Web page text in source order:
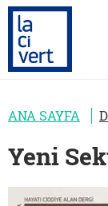
ANA SAYFA
Yeni